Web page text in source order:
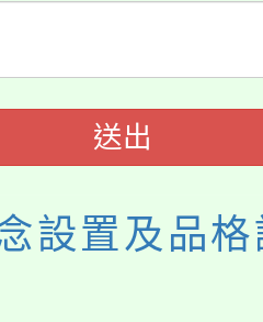
溝通分析基
生輔導中心
商輔導、社會
園短影音徵選
章及活動海報
學年度學生
助參觀特色
施計畫」
送出
設置及品